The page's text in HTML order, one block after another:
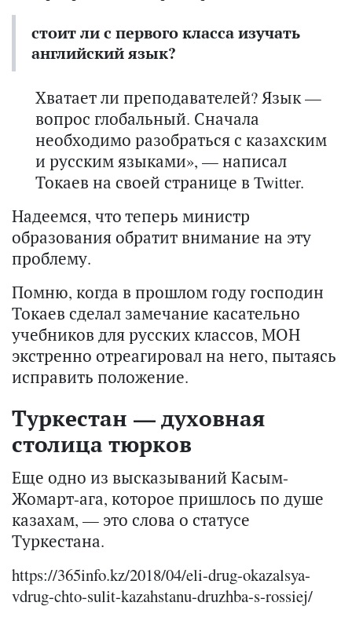
стоит ли с первого класса изучать
английский язык?
Хватает ли преподавателей? Язык —
вопрос глобальный. Сначала
необходимо разобраться с казахским
и русским языками», — написал
Токаев на своей странице в Twitter.
Надеемся, что теперь министр
образования обратит внимание на эту
проблему.
Помню, когда в прошлом году господин
Токаев сделал замечание касательно
учебников для русских классов, МОН
экстренно отреагировал на него, пытаясь
исправить положение.
Туркестан — духовная
столица тюрков
Еще одно из высказываний Касым-
Жомарт-ага, которое пришлось по душе
казахам, — это слова о статусе
Туркестана.
https://365info.kz/2018/04/eli-drug-okazalsya-
vdrug-chto-sulit-kazahstanu-druzhba-s-rossiej/